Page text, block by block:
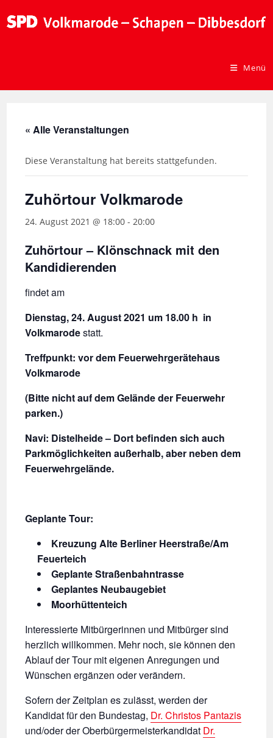
Menü
« Alle Veranstaltungen
Diese Veranstaltung hat bereits stattgefunden.
Zuhörtour Volkmarode
24. August 2021 @ 18:00 -20:00
Zuhörtour – Klönschnack mit den
Kandidierenden
findet am
Dienstag, 24. August 2021 um 18.00 h in
Volkmarodestatt.
Treffpunkt: vor dem Feuerwehrgerätehaus
Volkmarode
(Bitte nicht auf dem Gelände der Feuerwehr
parken.)
Navi: Distelheide – Dort befinden sich auch
Parkmöglichkeiten außerhalb, aber neben dem
Feuerwehrgelände.
Geplante Tour:
Kreuzung Alte Berliner Heerstraße/Am
Feuerteich
Geplante Straßenbahntrasse
Geplantes Neubaugebiet
Moorhüttenteich
Interessierte Mitbürgerinnen und Mitbürger sind
herzlich willkommen. Mehr noch, sie können den
Ablauf der Tour mit eigenen Anregungen und
Wünschen ergänzen oder verändern.
Sofern der Zeitplan es zulässt, werden der
Kandidat für den Bundestag, Dr. Christos Pantazis
und/oder der Oberbürgermeisterkandidat Dr.